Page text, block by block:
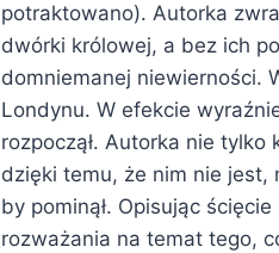
potraktowano). Autorka
dwórki królowej, a bez ich
domniemanej niewierności.
Londynu. W efekcie
rozpoczął. Autorka nie
dzięki temu, że nim nie
by pominął. Opisując
rozważania na temat tego,